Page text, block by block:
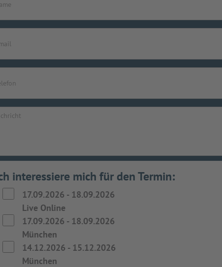
interessiere mich für den Termin:
17.09.2026 - 18.09.2026
Live Online
17.09.2026 - 18.09.2026
München
14.12.2026 - 15.12.2026
München